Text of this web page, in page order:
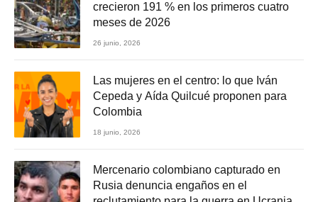
crecieron 191 % en los primeros cuatro
meses de 2026
26 junio, 2026
Las mujeres en el centro: lo que Iván
Cepeda y Aída Quilcué proponen para
Colombia
18 junio, 2026
Mercenario colombiano capturado en
Rusia denuncia engaños en el